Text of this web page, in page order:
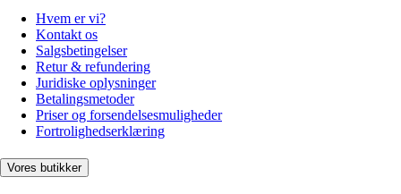
Hvem er vi?
Kontakt os
Salgsbetingelser
Retur & refundering
Juridiske oplysninger
Betalingsmetoder
Priser og forsendelsesmuligheder
Fortrolighedserklæring
Vores butikker